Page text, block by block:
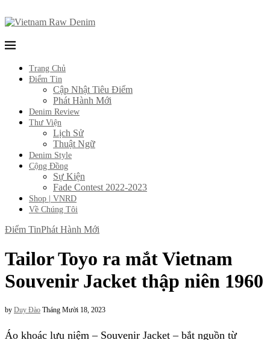
Trang Chủ
Điểm Tin
Cập Nhật Tiêu Điểm
Phát Hành Mới
Denim Review
Thư Viện
Lịch Sử
Thuật Ngữ
Denim Style
Cộng Đồng
Sự Kiện
Fade Contest 2022-2023
Shop | VNRD
Về Chúng Tôi
Điểm TinPhát Hành Mới
Tailor Toyo ra mắt Vietnam
Souvenir Jacket thập niên 1960
by Duy Đào Tháng Mười 18, 2023
Áo khoác lưu niệm – Souvenir Jacket – bắt nguồn từ